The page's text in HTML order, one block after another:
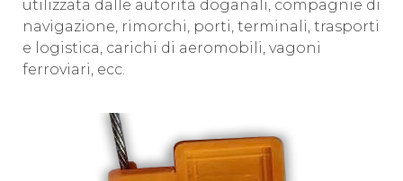
utilizzata dalle autorità doganali, compagnie di
navigazione, rimorchi, porti, terminali, trasporti
e logistica, carichi di aeromobili, vagoni
ferroviari, ecc.